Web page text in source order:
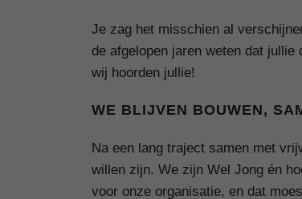
Je zag het misschien al
de afgelopen jaren weten dat
wij hoorden jullie!
WE BLIJVEN BOUWEN,
Na een lang traject samen met
willen zijn. We zijn Wel Jong én
voor onze organisatie, en dat